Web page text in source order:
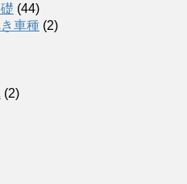
(44)
車種 (2)
(2)